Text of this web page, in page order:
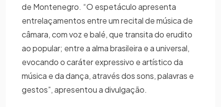
de Montenegro. “O espetáculo apresenta
entrelaçamentos entre um recital de música de
câmara, com voz e balé, que transita do erudito
ao popular; entre a alma brasileira e a universal,
evocando o caráter expressivo e artístico da
música e da dança, através dos sons, palavras e
gestos”, apresentou a divulgação.